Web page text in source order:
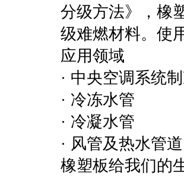
分级方法》，橡
级难燃材料。使
应用领域
· 中央空调系统
· 冷冻水管
· 冷凝水管
· 风管及热水管道
橡塑板给我们的